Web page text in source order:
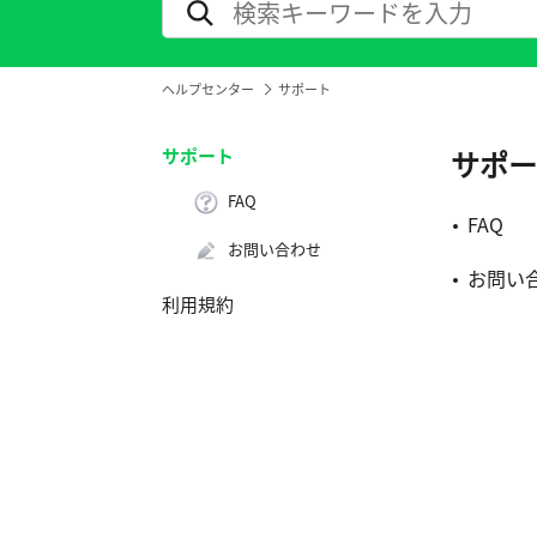
ヘルプセンター サポート
サポート
FAQ
お問い合わせ
利用規約
サポ
FAQ
お問い